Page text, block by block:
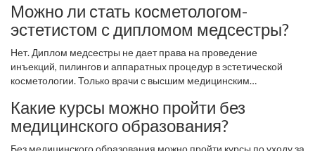
Можно ли стать косметологом-
эстетистом с дипломом медсестры?
Нет. Диплом медсестры не дает права на проведение
инъекций, пилингов и аппаратных процедур в эстетической
косметологии. Только врачи с высшим медицинским
работать в этой сфере.
Какие курсы можно пройти без
медицинского образования?